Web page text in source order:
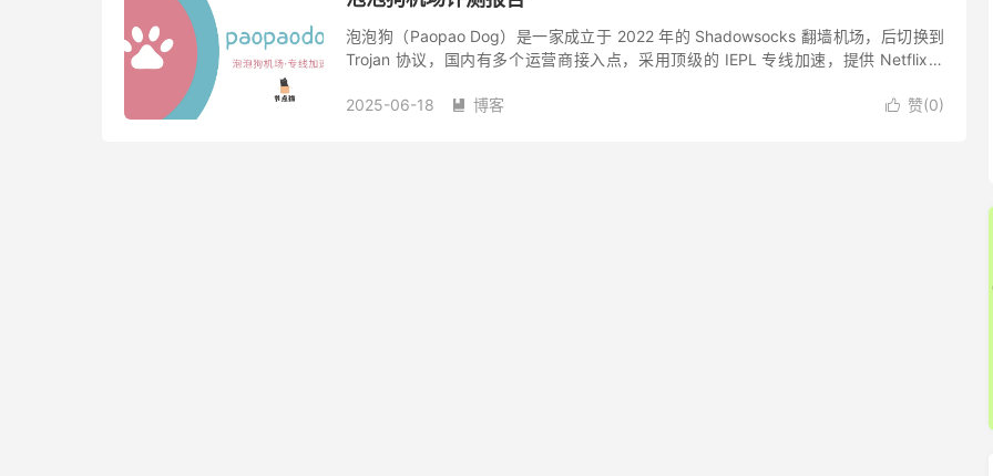
泡泡狗（Paopao Dog）是一家成立于 2022 年的 Shadowsocks 翻墙机场，后切换到
Trojan 协议，国内有多个运营商接入点，采用顶级的 IEPL 专线加速，提供 Netflix、
 赞(0)
2025-06-18  博客